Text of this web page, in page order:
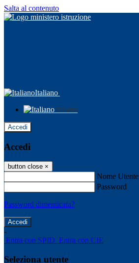
Salta al contenuto
Italiano
Italiano
Accedi
Accedi
button close ×
Nome Utente
Password
Password dimenticata?
-
Entra con SPID Entra con CIE
Seleziona utente